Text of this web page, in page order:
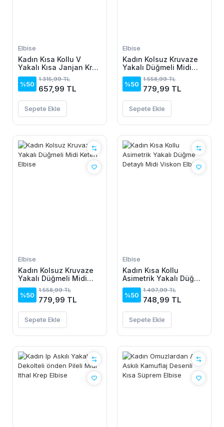
Elbise
Kadın Kısa Kollu V
Yakalı Kısa Janjan Krep
Elbise
%50
1.315,99 TL
657,99 TL
Sepete Ekle
Elbise
Kadın Kolsuz Kruvaze
Yakalı Düğmeli Midi
Keten Elbise
%50
1.558,99 TL
779,99 TL
Sepete Ekle
Elbise
Kadın Kolsuz Kruvaze
Yakalı Düğmeli Midi
Keten Elbise
%50
1.558,99 TL
779,99 TL
Sepete Ekle
Elbise
Kadın Kısa Kollu
Asimetrik Yakalı Düğme
Detaylı Midi Viskon
Elbise
%50
1.497,99 TL
748,99 TL
Sepete Ekle